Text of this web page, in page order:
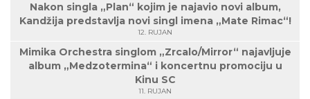
Nakon singla „Plan“ kojim je najavio novi album,
Kandžija predstavlja novi singl imena „Mate Rimac“!
12. RUJAN
Mimika Orchestra singlom „Zrcalo/Mirror“ najavljuje
album „Medzotermina“ i koncertnu promociju u
Kinu SC
11. RUJAN